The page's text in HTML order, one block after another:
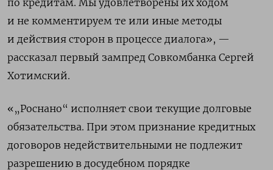
и не комментируем те или иные методы
и действия сторон в процессе диалога», —
рассказал первый зампред Совкомбанка Сергей
Хотимский.
«„Роснано“ исполняет свои текущие долговые
обязательства. При этом признание кредитных
договоров недействительными не подлежит
разрешению в досудебном порядке